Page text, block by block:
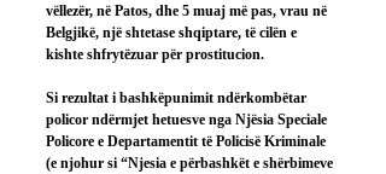
vëllezër, në Patos, dhe 5 muaj më pas, vrau në
Belgjikë, një shtetase shqiptare, të cilën e
kishte shfrytëzuar për prostitucion.
Si rezultat i bashkëpunimit ndërkombëtar
policor ndërmjet hetuesve nga Njësia Speciale
Policore e Departamentit të Policisë Kriminale
(e njohur si “Njesia e përbashkët e shërbimeve